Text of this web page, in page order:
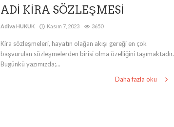
ADİ KİRA SÖZLEŞMESİ
Adiva HUKUK Kasım 7, 2023 3650
Kira sözleşmeleri, hayatın olağan akışı gereği en çok
başvurulan sözleşmelerden birisi olma özelliğini taşımaktadır.
Bugünkü yazımızda;...
Daha fazla oku